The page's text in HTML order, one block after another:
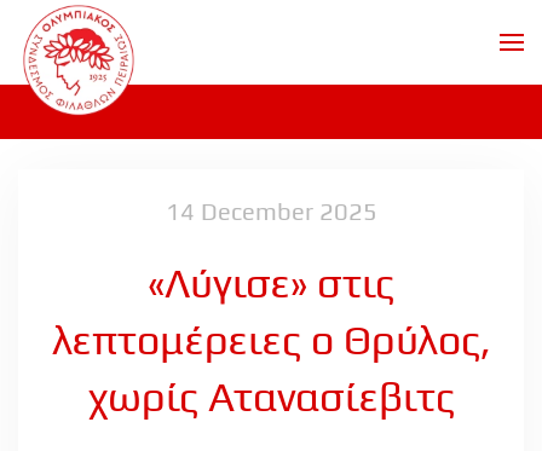
Skip to main content
14 December 2025
«Λύγισε» στις
λεπτομέρειες ο Θρύλος,
χωρίς Ατανασίεβιτς